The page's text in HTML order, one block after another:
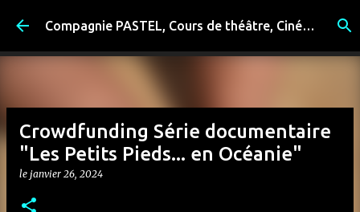
Accéder au contenu principal Compagnie PASTEL, Cours de théâtre, Cinéma, Exposition, Ateliers artistiques, Spectacle à Reims
Crowdfunding Série documentaire
"Les Petits Pieds... en Océanie"
le janvier 26, 2024